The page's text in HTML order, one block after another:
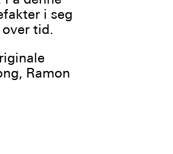
i seg
tid.
Ramon